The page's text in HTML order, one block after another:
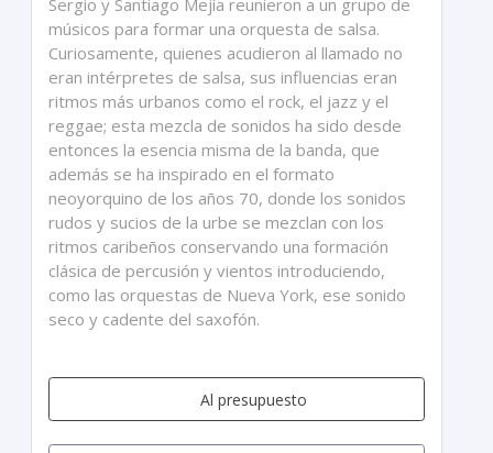
Sergio y Santiago Mejía reunieron a un grupo de
músicos para formar una orquesta de salsa.
Curiosamente, quienes acudieron al llamado no
eran intérpretes de salsa, sus influencias eran
ritmos más urbanos como el rock, el jazz y el
reggae; esta mezcla de sonidos ha sido desde
entonces la esencia misma de la banda, que
además se ha inspirado en el formato
neoyorquino de los años 70, donde los sonidos
rudos y sucios de la urbe se mezclan con los
ritmos caribeños conservando una formación
clásica de percusión y vientos introduciendo,
como las orquestas de Nueva York, ese sonido
seco y cadente del saxofón.
Al presupuesto